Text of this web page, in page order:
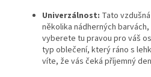
Univerzálnost: Tato
několika nádherných
vyberete tu pravou pro váš
typ oblečení, který ráno s
víte, že vás čeká příjemný